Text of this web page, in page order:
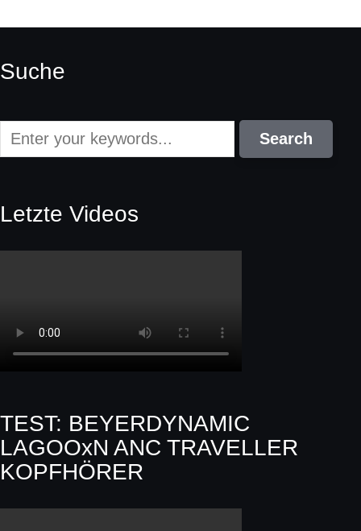
Suche
Letzte Videos
TEST: BEYERDYNAMIC
LAGOOxN ANC TRAVELLER
KOPFHÖRER